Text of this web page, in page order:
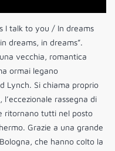
I talk to you / In dreams
dreams, in dreams”.
vecchia, romantica
ormai legano
Lynch. Si chiama proprio
rassegna di
ritornano tutti nel posto
Grazie a una grande
che hanno colto la